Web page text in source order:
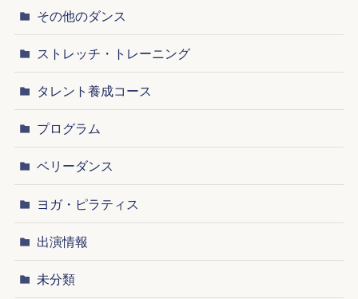
その他のダンス
ストレッチ・トレーニング
タレント養成コース
プログラム
ベリーダンス
ヨガ・ピラティス
出演情報
未分類